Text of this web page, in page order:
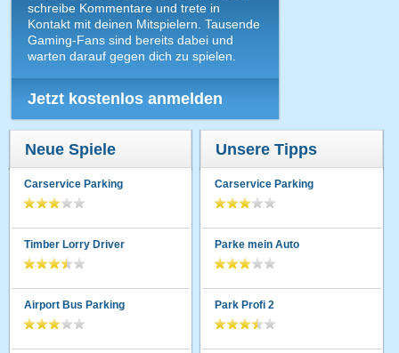
schreibe Kommentare und trete in
Kontakt mit deinen Mitspielern. Tausende
Gaming-Fans sind bereits dabei und
warten darauf gegen dich zu spielen.
Jetzt kostenlos anmelden
Neue Spiele
Carservice Parking
Timber Lorry Driver
Airport Bus Parking
Unsere Tipps
Carservice Parking
Parke mein Auto
Park Profi 2